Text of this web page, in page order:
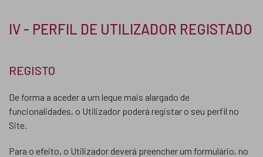
IV - PERFIL DE UTILIZADOR REGISTADO
REGISTO
De forma a aceder a um leque mais alargado de
funcionalidades, o Utilizador poderá registar o seu perfil no
Site.
Para o efeito, o Utilizador deverá preencher um formulário, no